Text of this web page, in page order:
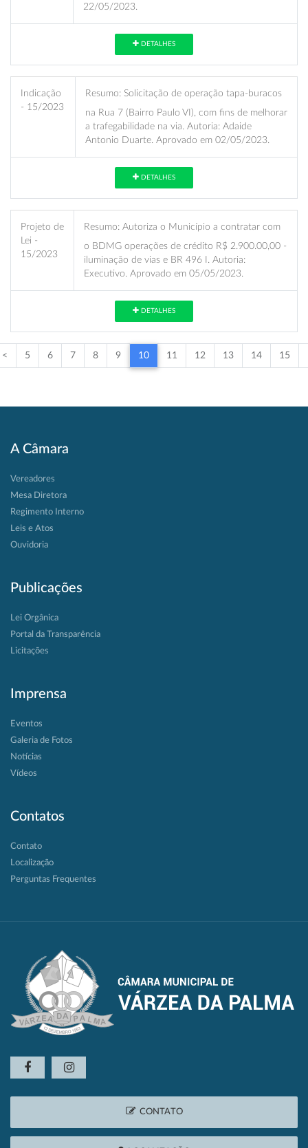
22/05/2023.
DETALHES
Indicação
- 15/2023
Resumo: Solicitação de operação tapa-buracos
na Rua 7 (Bairro Paulo VI), com fins de melhorar
a trafegabilidade na via. Autoria: Adaide
Antonio Duarte. Aprovado em 02/05/2023.
DETALHES
Projeto de
Lei -
15/2023
Resumo: Autoriza o Município a contratar com
o BDMG operações de crédito R$ 2.900.00,00 -
iluminação de vias e BR 496 I. Autoria:
Executivo. Aprovado em 05/05/2023.
DETALHES
< 5 6 7 8 9 10 11 12 13 14 15
A Câmara
Vereadores
Mesa Diretora
Regimento Interno
Leis e Atos
Ouvidoria
Publicações
Lei Orgânica
Portal da Transparência
Licitações
Imprensa
Eventos
Galeria de Fotos
Notícias
Vídeos
Contatos
Contato
Localização
Perguntas Frequentes
CONTATO